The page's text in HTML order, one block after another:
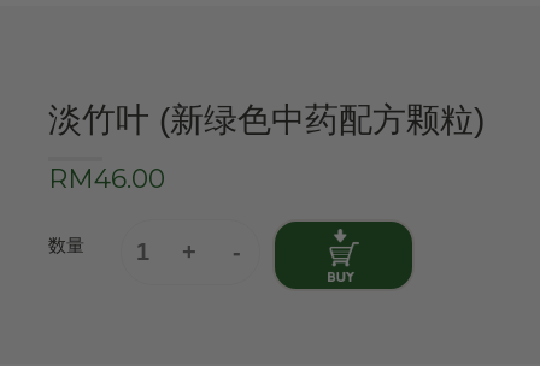
淡竹叶 (新绿色中药配方颗粒)
RM46.00
数量